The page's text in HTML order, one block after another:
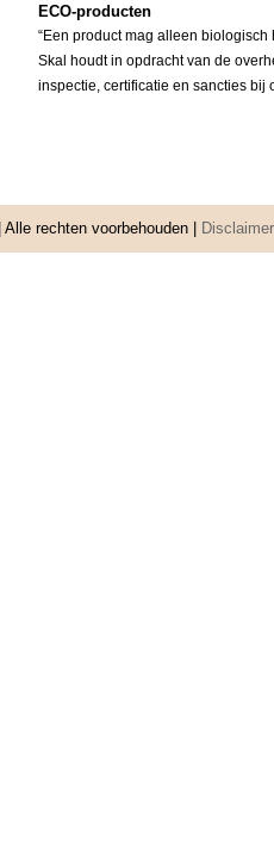
ECO-producten
“Een product mag alleen
Skal houdt in opdracht van de
inspectie, certificatie en sancties
| Alle rechten voorbehouden | Disclaimer